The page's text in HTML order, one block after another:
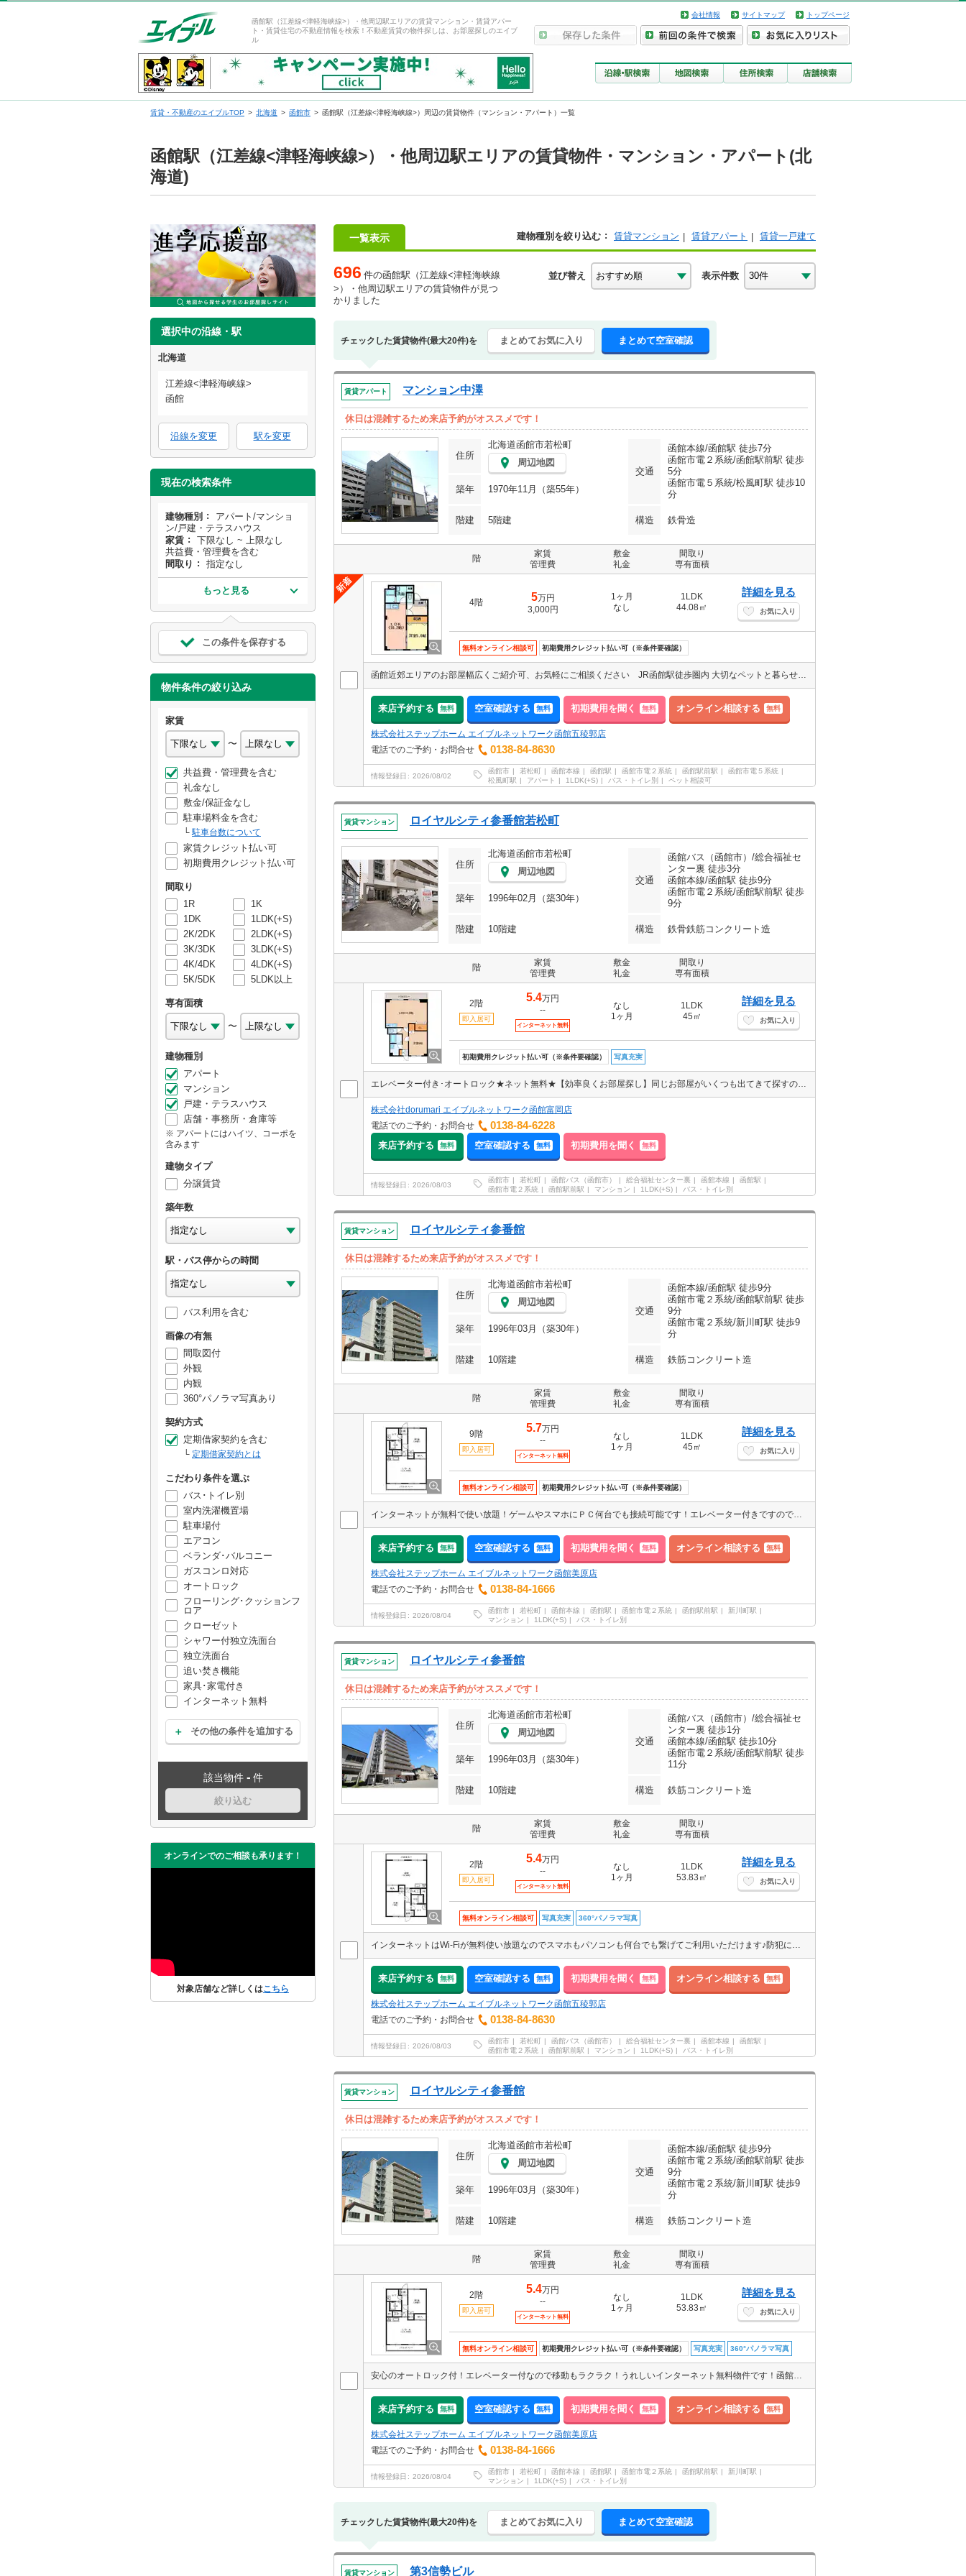
函館駅（江差線<津軽海峡線>）・他周辺駅エリアの賃貸マンション・賃貸アパー
ト・賃貸住宅の不動産情報を検索！不動産賃貸の物件探しは、お部屋探しのエイブ
ル
会社情報 サイトマップ トップページ
賃貸・不動産のエイブルTOP 北海道 函館市 函館駅（江差線<津軽海峡線>）周辺の賃貸物件（マンション・アパート）一覧
函館駅（江差線<津軽海峡線>）・他周辺駅エリアの賃貸物件・マンション・アパート(北
海道)
選択中の沿線・駅
北海道
江差線<津軽海峡線>
函館
沿線を変更 駅を変更
現在の検索条件
建物種別
アパート/マンショ
ン/戸建・テラスハウス
家賃
下限なし ~ 上限なし
共益費・管理費を含む
間取り
指定なし
もっと見る
この条件を保存する
物件条件の絞り込み
家賃
〜
共益費・管理費を含む
礼金なし
敷金/保証金なし
駐車場料金を含む
駐車台数について
家賃クレジット払い可
初期費用クレジット払い可
間取り
1R
1K
1DK
1LDK(+S)
2K/2DK
2LDK(+S)
3K/3DK
3LDK(+S)
4K/4DK
4LDK(+S)
5K/5DK
5LDK以上
専有面積
〜
建物種別
アパート
マンション
戸建・テラスハウス
店舗・事務所・倉庫等
アパートにはハイツ、コーポを
含みます
建物タイプ
分譲賃貸
築年数
駅・バス停からの時間
バス利用を含む
画像の有無
間取図付
外観
内観
360°パノラマ写真あり
契約方式
定期借家契約を含む
定期借家契約とは
こだわり条件を選ぶ
バス･トイレ別
室内洗濯機置場
駐車場付
エアコン
ベランダ･バルコニー
ガスコンロ対応
オートロック
フローリング･クッションフ
ロア
クローゼット
シャワー付独立洗面台
独立洗面台
追い焚き機能
家具･家電付き
インターネット無料
その他の条件を追加する
該当物件 - 件
絞り込む
オンラインでのご相談も承ります！
対象店舗など詳しくはこちら
一覧表示 建物種別を絞り込む 賃貸マンション 賃貸アパート 賃貸一戸建て
696 件の函館駅（江差線<津軽海峡線
>）・他周辺駅エリアの賃貸物件が見つ
かりました
並び替え 表示件数
チェックした賃貸物件(最大20件)を まとめてお気に入り まとめて空室確認
賃貸アパート マンション中澤
休日は混雑するため来店予約がオススメです！
住所
北海道函館市若松町
周辺地図
交通
函館本線/函館駅 徒歩7分
函館市電２系統/函館駅前駅 徒歩
5分
函館市電５系統/松風町駅 徒歩10
分
築年 1970年11月（築55年）
階建 5階建 構造 鉄骨造
階
家賃
管理費
敷金
礼金
間取り
専有面積
4階 5万円
3,000円
1ヶ月
なし
1LDK
44.08㎡
詳細を見る
お気に入り
無料オンライン相談可 初期費用クレジット払い可（※条件要確認）
函館近郊エリアのお部屋幅広くご紹介可、お気軽にご相談ください JR函館駅徒歩圏内 大切なペットと暮らせるお部屋です システムキッチンなのでキッチンの掃除がしやすいです しかもコンロを用意しなくて済みますね
来店予約する 無料 空室確認する 無料 初期費用を聞く 無料 オンライン相談する 無料
株式会社ステップホーム エイブルネットワーク函館五稜郭店
電話でのご予約・お問合せ
0138-84-8630
情報登録日 2026/08/02
函館市 若松町 函館本線 函館駅 函館市電２系統 函館駅前駅
函館市電５系統
松風町駅
アパート 1LDK(+S) バス・トイレ別 ペット相談可
賃貸マンション ロイヤルシティ参番館若松町
住所
北海道函館市若松町
周辺地図
交通
函館バス（函館市）/総合福祉セ
ンター裏 徒歩3分
函館本線/函館駅 徒歩9分
函館市電２系統/函館駅前駅 徒歩
9分
築年 1996年02月（築30年）
階建 10階建 構造 鉄骨鉄筋コンクリート造
階
家賃
管理費
敷金
礼金
間取り
専有面積
2階
即入居可
5.4万円
--
インターネット無料
なし
1ヶ月
1LDK
45㎡
詳細を見る
お気に入り
初期費用クレジット払い可（※条件要確認） 写真充実
エレベーター付き･オートロック★ネット無料★【効率良くお部屋探し】同じお部屋がいくつも出てきて探すのが大変。。そんな時は「窓口を一つにして」エイブルNW函館富岡店へお任せください！どのお部屋でもご紹介、ご案内させていただきます。
株式会社dorumari エイブルネットワーク函館富岡店
電話でのご予約・お問合せ
0138-84-6228
来店予約する 無料 空室確認する 無料 初期費用を聞く 無料
情報登録日 2026/08/03
函館市 若松町 函館バス（函館市） 総合福祉センター裏 函館本線
函館駅
函館市電２系統
函館駅前駅 マンション 1LDK(+S) バス・トイレ別
賃貸マンション ロイヤルシティ参番館
休日は混雑するため来店予約がオススメです！
住所
北海道函館市若松町
周辺地図
交通
函館本線/函館駅 徒歩9分
函館市電２系統/函館駅前駅 徒歩
9分
函館市電２系統/新川町駅 徒歩9
分
築年 1996年03月（築30年）
階建 10階建 構造 鉄筋コンクリート造
階
家賃
管理費
敷金
礼金
間取り
専有面積
9階
即入居可
5.7万円
--
インターネット無料
なし
1ヶ月
1LDK
45㎡
詳細を見る
お気に入り
無料オンライン相談可 初期費用クレジット払い可（※条件要確認）
インターネットが無料で使い放題！ゲームやスマホにＰＣ何台でも接続可能です！エレベーター付きですので、仕事終わりで疲れてる時にもうれしい設備です！防犯に効果的なオートロック付です！
来店予約する 無料 空室確認する 無料 初期費用を聞く 無料 オンライン相談する 無料
株式会社ステップホーム エイブルネットワーク函館美原店
電話でのご予約・お問合せ
0138-84-1666
情報登録日 2026/08/04
函館市 若松町 函館本線 函館駅 函館市電２系統 函館駅前駅
新川町駅
マンション
1LDK(+S) バス・トイレ別
賃貸マンション ロイヤルシティ参番館
休日は混雑するため来店予約がオススメです！
住所
北海道函館市若松町
周辺地図
交通
函館バス（函館市）/総合福祉セ
ンター裏 徒歩1分
函館本線/函館駅 徒歩10分
函館市電２系統/函館駅前駅 徒歩
11分
築年 1996年03月（築30年）
階建 10階建 構造 鉄筋コンクリート造
階
家賃
管理費
敷金
礼金
間取り
専有面積
2階
即入居可
5.4万円
--
インターネット無料
なし
1ヶ月
1LDK
53.83㎡
詳細を見る
お気に入り
無料オンライン相談可 写真充実 360°パノラマ写真
インターネットはWi-Fiが無料使い放題なのでスマホもパソコンも何台でも繋げてご利用いただけます♪防犯に効果的なオートロック付です。
来店予約する 無料 空室確認する 無料 初期費用を聞く 無料 オンライン相談する 無料
株式会社ステップホーム エイブルネットワーク函館五稜郭店
電話でのご予約・お問合せ
0138-84-8630
情報登録日 2026/08/03
函館市 若松町 函館バス（函館市） 総合福祉センター裏 函館本線
函館駅
函館市電２系統
函館駅前駅 マンション 1LDK(+S) バス・トイレ別
賃貸マンション ロイヤルシティ参番館
休日は混雑するため来店予約がオススメです！
住所
北海道函館市若松町
周辺地図
交通
函館本線/函館駅 徒歩9分
函館市電２系統/函館駅前駅 徒歩
9分
函館市電２系統/新川町駅 徒歩9
分
築年 1996年03月（築30年）
階建 10階建 構造 鉄筋コンクリート造
階
家賃
管理費
敷金
礼金
間取り
専有面積
2階
即入居可
5.4万円
--
インターネット無料
なし
1ヶ月
1LDK
53.83㎡
詳細を見る
お気に入り
無料オンライン相談可 初期費用クレジット払い可（※条件要確認） 写真充実 360°パノラマ写真
安心のオートロック付！エレベーター付なので移動もラクラク！うれしいインターネット無料物件です！函館近郊エリアのお部屋幅広くご紹介可、お気軽にお問い合わせください。
来店予約する 無料 空室確認する 無料 初期費用を聞く 無料 オンライン相談する 無料
株式会社ステップホーム エイブルネットワーク函館美原店
電話でのご予約・お問合せ
0138-84-1666
情報登録日 2026/08/04
函館市 若松町 函館本線 函館駅 函館市電２系統 函館駅前駅
新川町駅
マンション
1LDK(+S) バス・トイレ別
チェックした賃貸物件(最大20件)を まとめてお気に入り まとめて空室確認
賃貸マンション 第3信勢ビル